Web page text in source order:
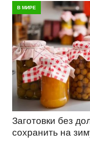
В МИРЕ
Заготовки без
сохранить на